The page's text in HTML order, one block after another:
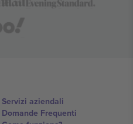
Servizi aziendali
Domande Frequenti